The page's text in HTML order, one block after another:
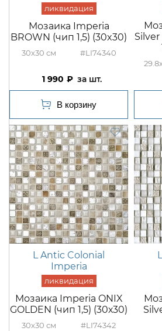
Мозаика Imperia
BROWN (чип 1,5) (30x30)
30x30 #LI74340
1 990 шт.
Silver
L Antic Colonial
Imperia
Мозаика Imperia ONIX
GOLDEN (чип 1,5) (30х30)
30x30 #LI74342